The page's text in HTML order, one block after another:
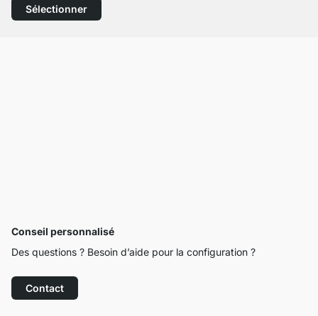
Sélectionner
Conseil personnalisé
Des questions ? Besoin d’aide pour la configuration ?
Contact